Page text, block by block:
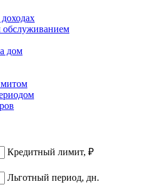
обслуживанием
дом
Кредитный лимит, ₽
Льготный период, дн.